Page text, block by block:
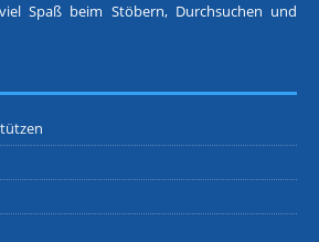
Spaß beim Stöbern, Durchsuchen und